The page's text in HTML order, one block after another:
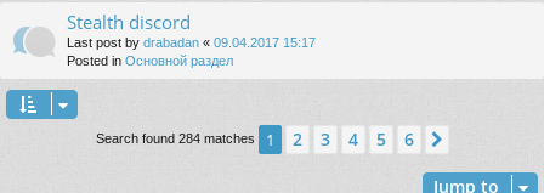
Stealth discord
Last post by drabadan « 09.04.2017 15:17
Posted in Основной раздел
Search found 284 matches 1 2 3 4 5 6
Jump to